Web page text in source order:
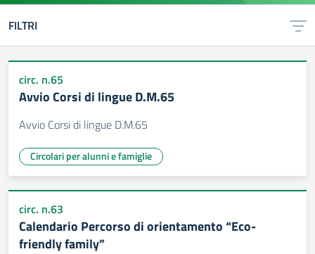
FILTRI
circ. n.65
Avvio Corsi di lingue D.M.65
Avvio Corsi di lingue D.M.65
Circolari per alunni e famiglie
circ. n.63
Calendario Percorso di orientamento “Eco-
friendly family”